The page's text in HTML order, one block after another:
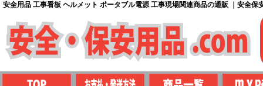
安全用品 工事看板 ヘルメット ポータブル電源 工事現場関連商品の通販 ｜安全保